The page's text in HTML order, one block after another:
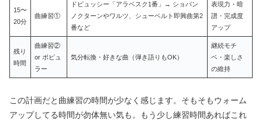
15〜
20分
曲練習①
ドビュッシー「アラベスク1番」→ ショパン
ノクターンやワルツ、シューベルト即興曲第2
番など
表現力・暗
譜・完成度
アップ
残り
時間
曲練習②
or ポピュ
ラー
気分転換・好きな曲（弾き語りもOK）
継続モチ
ベ・楽しさ
の維持
この計画だと曲練習の時間が少なく感じます。そもそもウォーム
アップしてる時間が勿体無い気も。もう少し練習時間あればこれ